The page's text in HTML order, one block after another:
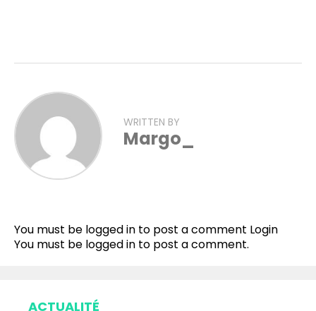
WRITTEN BY
Margo_
You must be logged in to post a comment Login
You must be logged in to post a comment.
ACTUALITÉ
Pinterest